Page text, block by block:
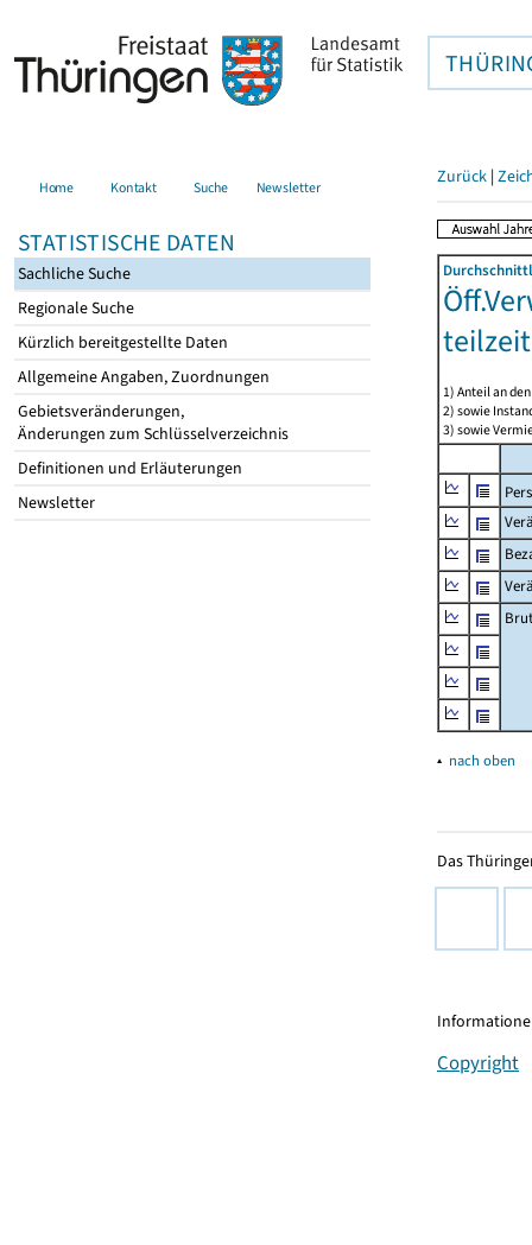
Home Kontakt Suche Newsletter
STATISTISCHE DATEN
Sachliche Suche
Regionale Suche
Kürzlich bereitgestellte Daten
Allgemeine Angaben, Zuordnungen
Gebietsveränderungen,
Änderungen zum Schlüsselverzeichnis
Definitionen und Erläuterungen
Newsletter
Zurück |
1) Anteil an
2) sowie
3) sowie
▴ nach oben
Das
Copyright